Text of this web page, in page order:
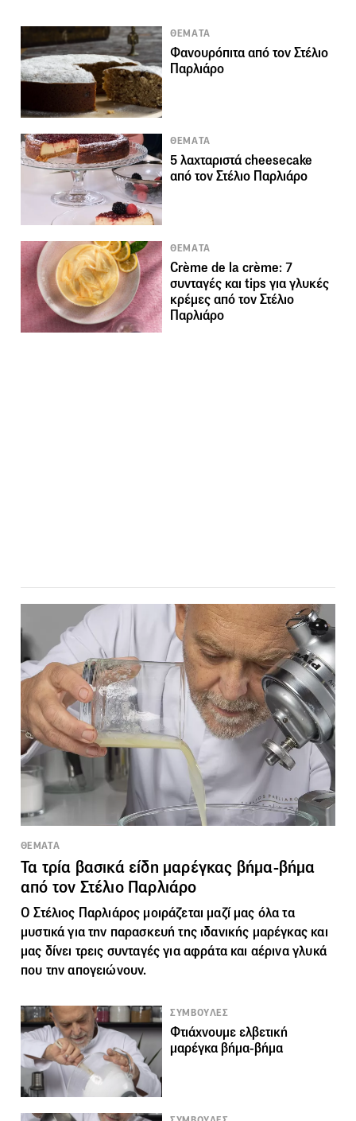
ΘΕΜΑΤΑ
Φανουρόπιτα από τον Στέλιο
Παρλιάρο
ΘΕΜΑΤΑ
5 λαχταριστά cheesecake
από τον Στέλιο Παρλιάρο
ΘΕΜΑΤΑ
Crème de la crème: 7
συνταγές και tips για γλυκές
κρέμες από τον Στέλιο
Παρλιάρο
ΘΕΜΑΤΑ
Τα τρία βασικά είδη μαρέγκας βήμα-βήμα
από τον Στέλιο Παρλιάρο
Ο Στέλιος Παρλιάρος μοιράζεται μαζί μας όλα τα
μυστικά για την παρασκευή της ιδανικής μαρέγκας και
μας δίνει τρεις συνταγές για αφράτα και αέρινα γλυκά
που την απογειώνουν.
ΣΥΜΒΟΥΛΕΣ
Φτιάχνουμε ελβετική
μαρέγκα βήμα-βήμα